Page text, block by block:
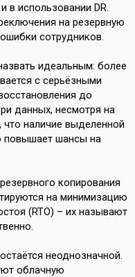
использовании DR.
на резервную
сотрудников.
идеальным: более
с серьёзными
до
данных, несмотря на
наличие выделенной
повышает шансы на
копирования
на минимизацию
(RTO) – их называют
неоднозначной.
облачную